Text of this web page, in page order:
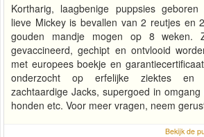
Kortharig, laagbenige puppsies
lieve Mickey is bevallen van 2 reutjes en
gouden mandje mogen op 8 weken.
gevaccineerd, gechipt en ontvlooid
met europees boekje en
onderzocht op erfelijke ziektes en
zachtaardige Jacks, supergoed in
honden etc. Voor meer vragen, neem
Bekijk de